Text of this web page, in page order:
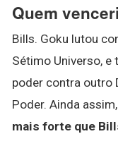
Quem
Bills. Goku lutou
Sétimo Universo, e
poder contra outro
Poder. Ainda
mais forte que